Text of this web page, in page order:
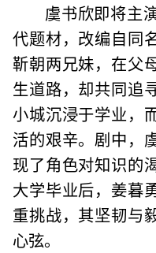
虞书欣即将主
代题材，改编自同
靳朝两兄妹，在父
生道路，却共同追
小城沉浸于学业，
活的艰辛。剧中，
现了角色对知识的
大学毕业后，姜暮
重挑战，其坚韧与
心弦。